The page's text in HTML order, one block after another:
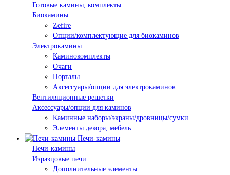
Готовые камины, комплекты
Биокамины
Zefire
Опции/комплектующие для биокаминов
Электрокамины
Каминокомплекты
Очаги
Порталы
Аксессуары/опции для электрокаминов
Вентиляционные решетки
Аксессуары/опции для каминов
Каминные наборы/экраны/дровницы/сумки
Элементы декора, мебель
Печи-камины
Печи-камины
Изразцовые печи
Дополнительные элементы